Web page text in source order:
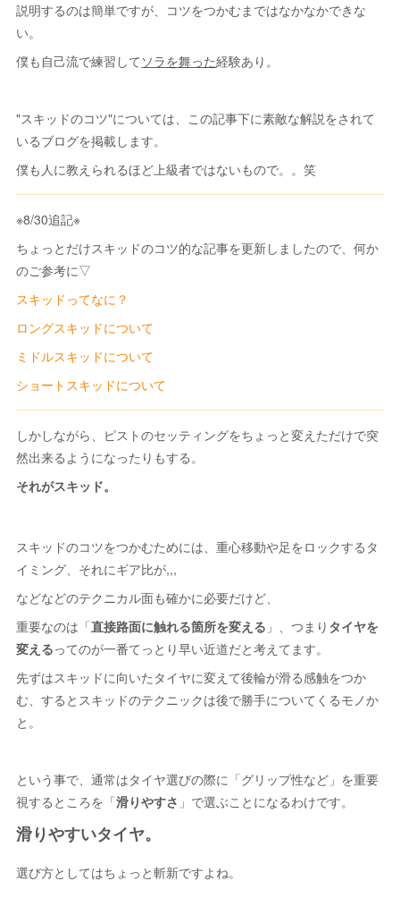
説明するのは簡単ですが、コツをつかむまではなかなかできな
い。
僕も自己流で練習して ソラを舞った経験あり。
"スキッドのコツ"については、この記事下に素敵な解説をされて
いるブログを掲載します。
僕も人に教えられるほど上級者ではないもので。。笑
※8/30追記※
ちょっとだけスキッドのコツ的な記事を更新しましたので、何か
のご参考に▽
スキッドってなに？
ロングスキッドについて
ミドルスキッドについて
ショートスキッドについて
しかしながら、ピストのセッティングをちょっと変えただけで突
然出来るようになったりもする。
それがスキッド。
スキッドのコツをつかむためには、重心移動や足をロックするタ
イミング、それにギア比が,,,
などなどのテクニカル面も確かに必要だけど、
重要なのは「直接路面に触れる箇所を変える 」、つまり タイヤを
変えるってのが一番てっとり早い近道だと考えてます。
先ずはスキッドに向いたタイヤに変えて後輪が滑る感触をつか
む、するとスキッドのテクニックは後で勝手についてくるモノか
と。
という事で、通常はタイヤ選びの際に「グリップ性など」を重要
視するところを「滑りやすさ 」で選ぶことになるわけです。
滑りやすいタイヤ。
選び方としてはちょっと斬新ですよね。